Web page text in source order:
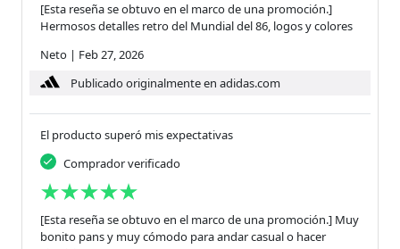
[Esta reseña se obtuvo en el marco de una promoción.]
Hermosos detalles retro del Mundial del 86, logos y colores
Neto | Feb 27, 2026
Publicado originalmente en adidas.com
El producto superó mis expectativas
Comprador verificado
[Esta reseña se obtuvo en el marco de una promoción.] Muy
bonito pans y muy cómodo para andar casual o hacer